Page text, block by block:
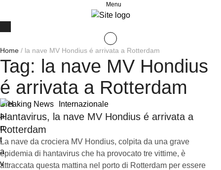
Menu
Home / la nave MV Hondius é arrivata a Rotterdam
Tag: la nave MV Hondius
é arrivata a Rotterdam
Breaking News Internazionale
Hantavirus, la nave MV Hondius é arrivata a
Rotterdam
La nave da crociera MV Hondius, colpita da una grave
epidemia di hantavirus che ha provocato tre vittime, è
attraccata questa mattina nel porto di Rotterdam per essere